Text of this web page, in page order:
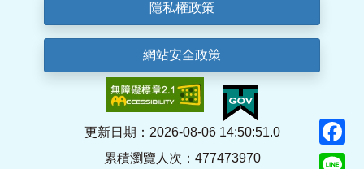
隱私權政策
網站安全政策
更新日期：2026-08-06 14:50:51.0
累積瀏覽人次：477473970